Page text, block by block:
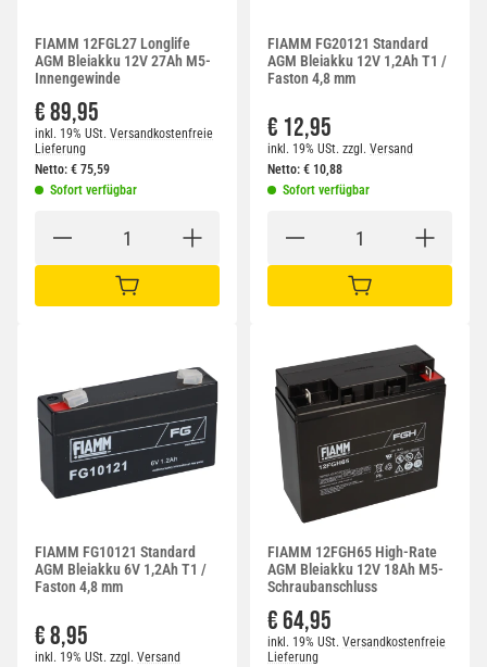
FIAMM 12FGL27 Longlife
AGM Bleiakku 12V 27Ah M5-
Innengewinde
€ 89,95
inkl. 19% USt. Versandkostenfreie
Lieferung
Netto: € 75,59
Sofort verfügbar
IN DEN WARENKORB
FIAMM FG20121 Standard
AGM Bleiakku 12V 1,2Ah T1 /
Faston 4,8 mm
€ 12,95
inkl. 19% USt. zzgl. Versand
Netto: € 10,88
Sofort verfügbar
IN DEN WARENKORB
FIAMM FG10121 Standard
AGM Bleiakku 6V 1,2Ah T1 /
Faston 4,8 mm
€ 8,95
inkl. 19% USt. zzgl. Versand
FIAMM 12FGH65 High-Rate
AGM Bleiakku 12V 18Ah M5-
Schraubanschluss
€ 64,95
inkl. 19% USt. Versandkostenfreie
Lieferung